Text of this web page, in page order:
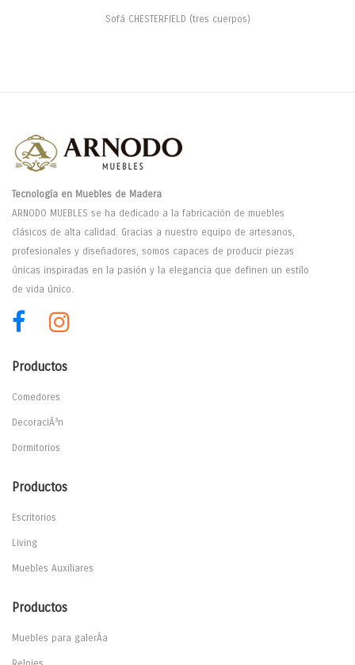
Sofá CHESTERFIELD (tres cuerpos)
Tecnología en Muebles de Madera
ARNODO MUEBLES se ha dedicado a la fabricación de muebles
clásicos de alta calidad. Gracias a nuestro equipo de artesanos,
profesionales y diseñadores, somos capaces de producir piezas
únicas inspiradas en la pasión y la elegancia que definen un estilo
de vida único.
Productos
Comedores
DecoraciÃ³n
Dormitorios
Productos
Escritorios
Living
Muebles Auxiliares
Productos
Muebles para galerÃ­a